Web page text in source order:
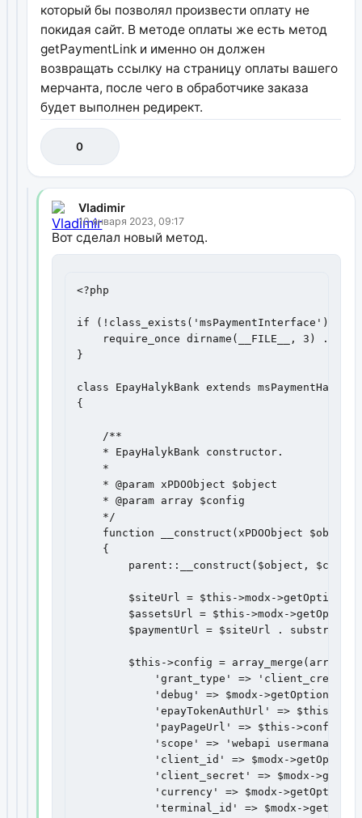
который бы позволял произвести оплату не
покидая сайт. В методе оплаты же есть метод
getPaymentLink и именно он должен
возвращать ссылку на страницу оплаты вашего
мерчанта, после чего в обработчике заказа
будет выполнен редирект.
0
Vladimir
10 января 2023, 09:17
Вот сделал новый метод.
<?php
if (!class_exists('msPaymentInterface')) {
require_once dirname(__FILE__, 3) . '/
}
class EpayHalykBank extends
{
    /**
    * EpayHalykBank constructor.
    *
    * @param xPDOObject $object
    * @param array $config
    */
function __construct(xPDOObject
    {
parent::__construct($object,
$siteUrl = $this->modx-
$assetsUrl = $this->modx-
$paymentUrl = $siteUrl .
        $this->config = array_merge(array(
'grant_type' =>
'debug' => $modx-
'epayTokenAuthUrl' => $this-
'payPageUrl' => $this-
'scope' => 'webapi
'client_id' => $modx-
'client_secret' => $modx-
'currency' => $modx-
'terminal_id' => $modx-